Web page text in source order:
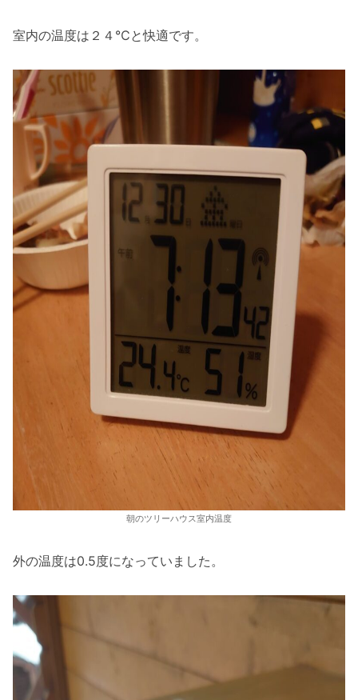
室内の温度は２４℃と快適です。
朝のツリーハウス室内温度
外の温度は0.5度になっていました。